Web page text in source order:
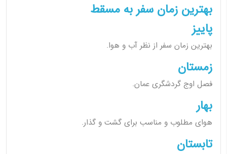
بهترین زمان سفر به مسقط
پاییز
بهترین زمان سفر از نظر آب و هوا.
زمستان
فصل اوج گردشگری عمان.
بهار
هوای مطلوب و مناسب برای گشت و گذار.
تابستان